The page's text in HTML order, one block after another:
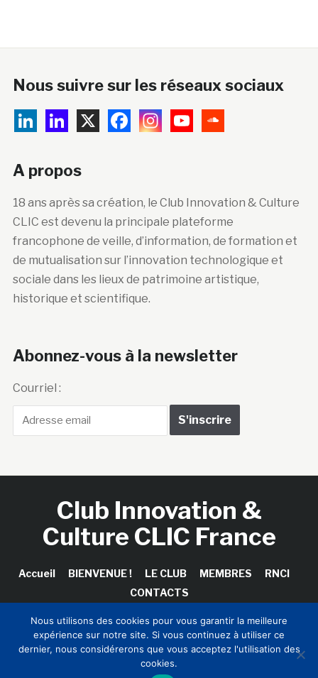
Nous suivre sur les réseaux sociaux
A propos
18 ans après sa création, le Club Innovation & Culture
CLIC est devenu la principale plateforme
francophone de veille, d’information, de formation et
de mutualisation sur l’innovation technologique et
sociale dans les lieux de patrimoine artistique,
historique et scientifique.
Abonnez-vous à la newsletter
Courriel :
Club Innovation &
Culture CLIC France
Accueil BIENVENUE ! LE CLUB MEMBRES
RNCI
CONTACTS
Copyright © 2026 Club Innovation & Culture CLIC France /
Sinapses Conseils
Nous utilisons des cookies pour vous garantir la meilleure
expérience sur notre site. Si vous continuez à utiliser ce
dernier, nous considérerons que vous acceptez l'utilisation des
cookies.